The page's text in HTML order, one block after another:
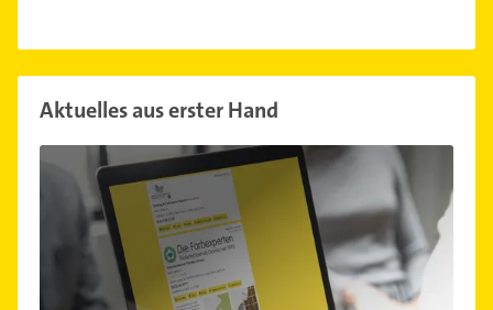
Aktuelles aus erster Hand